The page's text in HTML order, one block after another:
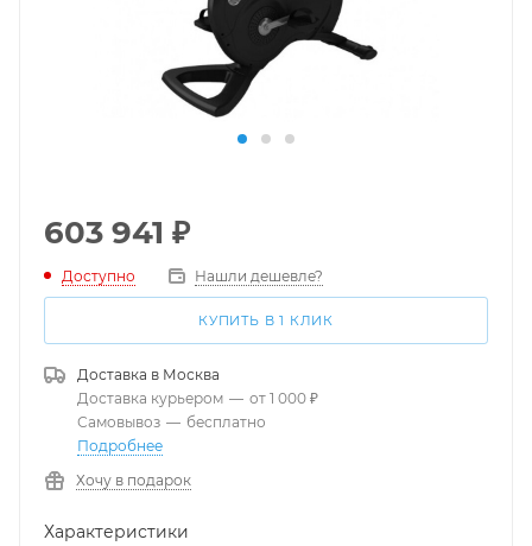
603 941 ₽
Доступно Нашли дешевле?
КУПИТЬ В 1 КЛИК
Доставка в Москва
Доставка курьером — от 1 000 ₽
Самовывоз — бесплатно
Подробнее
Хочу в подарок
Характеристики